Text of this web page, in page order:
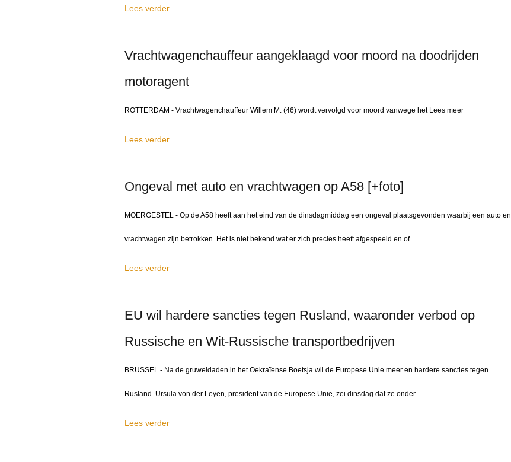
Lees verder
Vrachtwagenchauffeur aangeklaagd voor moord na doodrijden
motoragent
ROTTERDAM - Vrachtwagenchauffeur Willem M. (46) wordt vervolgd voor moord vanwege het Lees meer
Lees verder
Ongeval met auto en vrachtwagen op A58 [+foto]
MOERGESTEL - Op de A58 heeft aan het eind van de dinsdagmiddag een ongeval plaatsgevonden waarbij een auto en
vrachtwagen zijn betrokken. Het is niet bekend wat er zich precies heeft afgespeeld en of...
Lees verder
EU wil hardere sancties tegen Rusland, waaronder verbod op
Russische en Wit-Russische transportbedrijven
BRUSSEL - Na de gruweldaden in het Oekraïense Boetsja wil de Europese Unie meer en hardere sancties tegen
Rusland. Ursula von der Leyen, president van de Europese Unie, zei dinsdag dat ze onder...
Lees verder